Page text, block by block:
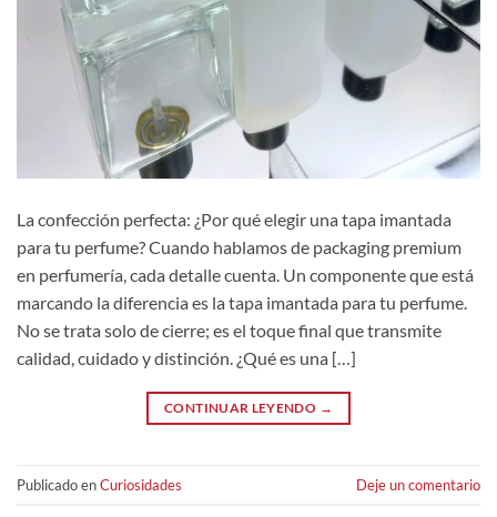
La confección perfecta: ¿Por qué elegir una tapa imantada
para tu perfume? Cuando hablamos de packaging premium
en perfumería, cada detalle cuenta. Un componente que está
marcando la diferencia es la tapa imantada para tu perfume.
No se trata solo de cierre; es el toque final que transmite
calidad, cuidado y distinción. ¿Qué es una […]
CONTINUAR LEYENDO →
Publicado enCuriosidades Deje un comentario